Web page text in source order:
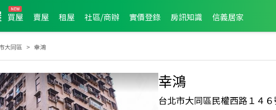
買屋 賣屋 租屋 社區/商辦 實價登錄 房訊知識 信義居家
大同區 幸鴻
幸鴻
台北市大同區民權西路１４